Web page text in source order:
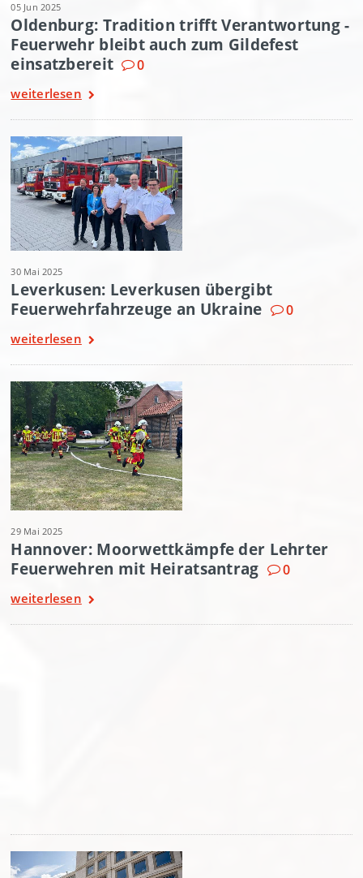
05 Jun 2025
Oldenburg: Tradition trifft Verantwortung -
Feuerwehr bleibt auch zum Gildefest
einsatzbereit
0
weiterlesen
30 Mai 2025
Leverkusen: Leverkusen übergibt
Feuerwehrfahrzeuge an Ukraine
0
weiterlesen
29 Mai 2025
Hannover: Moorwettkämpfe der Lehrter
Feuerwehren mit Heiratsantrag
0
weiterlesen